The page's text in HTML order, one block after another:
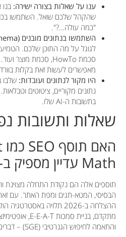
ענו על שאלות בצורה ישירה:
שהקהל שלכם שואל. השתמשו
"כמה עולה…?".
השתמשו בנתונים מובנים (Schema):
מאפשרים לעשות זאת בקלות
היו מקור לנתונים ועובדות: שלבו
נתונים מקוריים, ציטוטים
בתשובות ה-AI שלו.
שאלות ותשובות
Math עדיין מספיק ב-2026?
הבסיסי, המטא-תגים ומפת האתר. עם
והתאמה לחיפוש הגנרטיבי (SGE) – דברים שתוסף לבדו לא יכול לעשות.